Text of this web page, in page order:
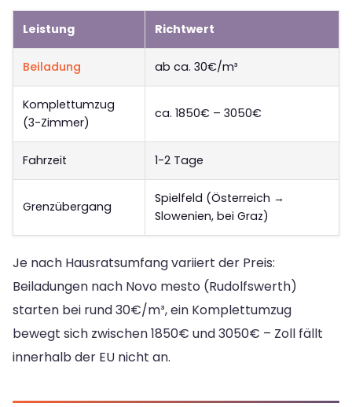
Leistung Richtwert
Beiladung ab ca. 30€/m³
Komplettumzug
(3-Zimmer)
ca. 1850€ – 3050€
Fahrzeit 1-2 Tage
Grenzübergang
Spielfeld (Österreich →
Slowenien, bei Graz)
Je nach Hausratsumfang variiert der Preis:
Beiladungen nach Novo mesto (Rudolfswerth)
starten bei rund 30€/m³, ein Komplettumzug
bewegt sich zwischen 1850€ und 3050€ – Zoll fällt
innerhalb der EU nicht an.